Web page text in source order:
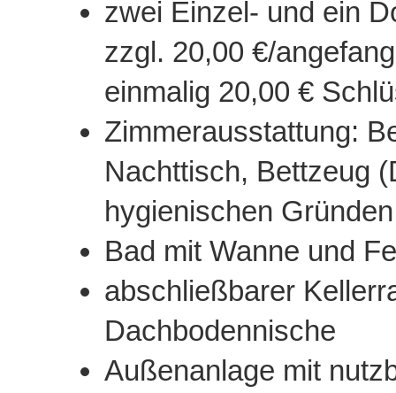
zwei Einzel- und ein
zzgl. 20,00 €/
einmalig 20,00 €
Zimmerausstattung:
Nachttisch, Bettzeug
hygienischen
Bad mit Wanne und
abschließbarer
Dachbodennische
Außenanlage mit